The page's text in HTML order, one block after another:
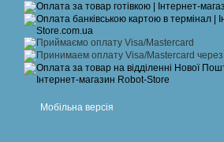
Мобільна версія